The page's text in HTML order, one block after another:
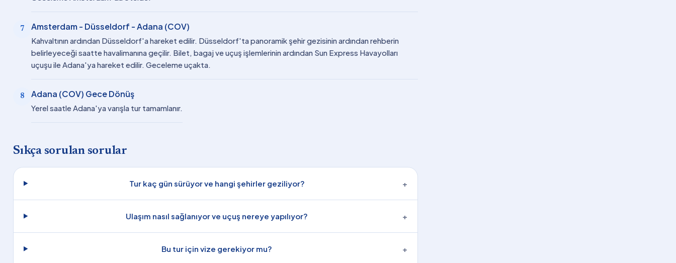
7 Amsterdam - Düsseldorf - Adana (COV)
Kahvaltının ardından Düsseldorf'a hareket edilir. Düsseldorf'ta panoramik şehir gezisinin ardından rehberin
belirleyeceği saatte havalimanına geçilir. Bilet, bagaj ve uçuş işlemlerinin ardından Sun Express Havayolları
uçuşu ile Adana'ya hareket edilir. Geceleme uçakta.
8 Adana (COV) Gece Dönüş
Yerel saatle Adana'ya varışla tur tamamlanır.
Sıkça sorulan sorular
Tur kaç gün sürüyor ve hangi şehirler geziliyor? +
Ulaşım nasıl sağlanıyor ve uçuş nereye yapılıyor? +
Bu tur için vize gerekiyor mu? +